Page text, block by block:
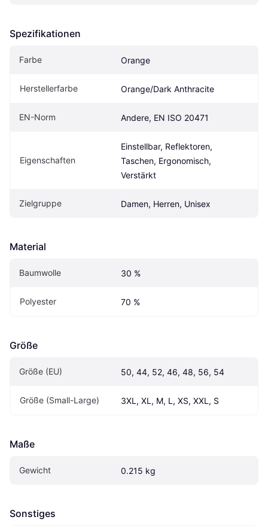
Spezifikationen
Farbe Orange
Herstellerfarbe Orange/Dark Anthracite
EN-Norm Andere, EN ISO 20471
Eigenschaften
Einstellbar, Reflektoren,
Taschen, Ergonomisch,
Verstärkt
Zielgruppe Damen, Herren, Unisex
Material
Baumwolle 30 %
Polyester 70 %
Größe
Größe (EU) 50, 44, 52, 46, 48, 56, 54
Größe (Small-Large) 3XL, XL, M, L, XS, XXL, S
Maße
Gewicht 0.215 kg
Sonstiges